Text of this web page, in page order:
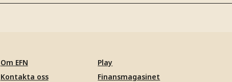
Om EFN
Kontakta oss
Play
Finansmagasinet